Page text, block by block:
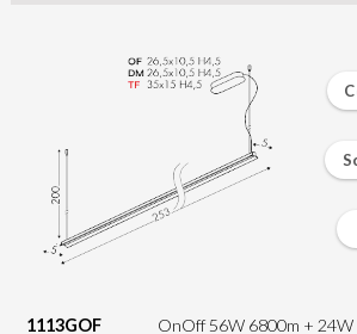
1113GOF OnOff 56W 6800m + 24W